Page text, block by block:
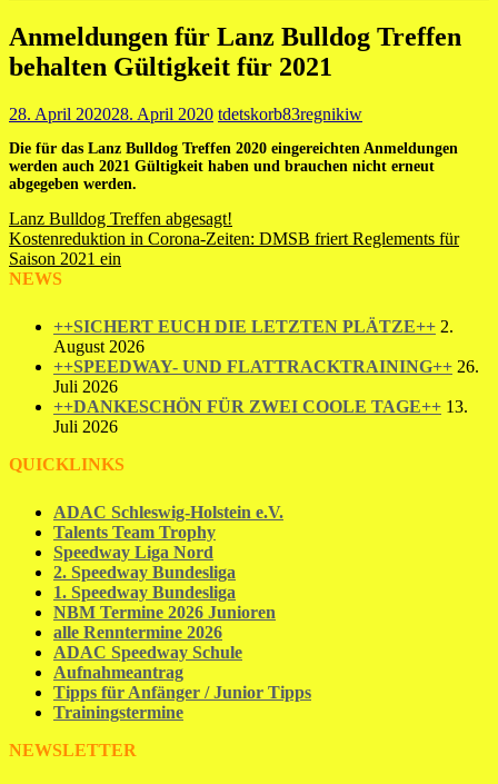
Anmeldungen für Lanz Bulldog Treffen
behalten Gültigkeit für 2021
28. April 202028. April 2020 tdetskorb83regnikiw
Die für das Lanz Bulldog Treffen 2020 eingereichten Anmeldungen
werden auch 2021 Gültigkeit haben und brauchen nicht erneut
abgegeben werden.
Beitragsnavigation
Lanz Bulldog Treffen abgesagt!
Kostenreduktion in Corona-Zeiten: DMSB friert Reglements für
Saison 2021 ein
NEWS
++SICHERT EUCH DIE LETZTEN PLÄTZE++ 2.
August 2026
++SPEEDWAY- UND FLATTRACKTRAINING++ 26.
Juli 2026
++DANKESCHÖN FÜR ZWEI COOLE TAGE++ 13.
Juli 2026
QUICKLINKS
ADAC Schleswig-Holstein e.V.
Talents Team Trophy
Speedway Liga Nord
2. Speedway Bundesliga
1. Speedway Bundesliga
NBM Termine 2026 Junioren
alle Renntermine 2026
ADAC Speedway Schule
Aufnahmeantrag
Tipps für Anfänger / Junior Tipps
Trainingstermine
NEWSLETTER